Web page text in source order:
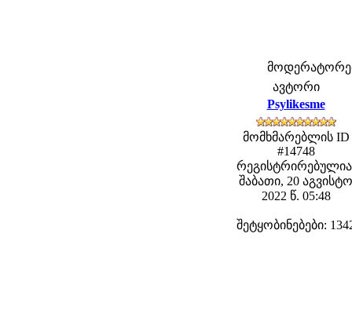
ავტორი
Psylikesme
მომხმარებლის ID
#14748
შაბათი, 20 აგვისტო
2022 წ. 05:48
შეტყობინებები: